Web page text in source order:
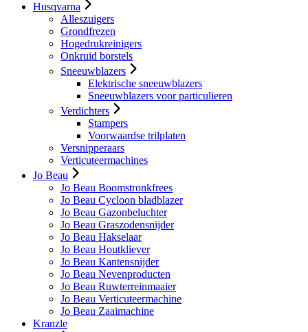
Husqvarna
Alleszuigers
Grondfrezen
Hogedrukreinigers
Onkruid borstels
Sneeuwblazers
Elektrische sneeuwblazers
Sneeuwblazers voor particulieren
Verdichters
Stampers
Voorwaardse trilplaten
Versnipperaars
Verticuteermachines
Jo Beau
Jo Beau Boomstronkfrees
Jo Beau Cycloon bladblazer
Jo Beau Gazonbeluchter
Jo Beau Graszodensnijder
Jo Beau Hakselaar
Jo Beau Houtkliever
Jo Beau Kantensnijder
Jo Beau Nevenproducten
Jo Beau Ruwterreinmaaier
Jo Beau Verticuteermachine
Jo Beau Zaaimachine
Kranzle